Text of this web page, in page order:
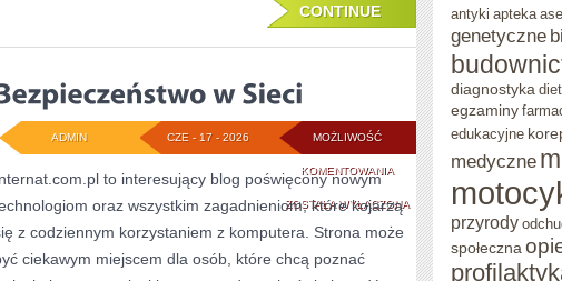
CONTINUE
MOŻLIWOŚĆ
KOMENTOWANIABEZPIECZEŃSTWO
W
SIECI
ZOSTAŁA WYŁĄCZONA
CZE - 17 - 2026
ADMIN
to interesujący blog poświęcony nowym
oraz wszystkim zagadnieniom, które kojarzą
z codziennym korzystaniem z komputera. Strona może
ciekawym miejscem dla osób, które chcą poznać
antyki apteka
genetyczne
diagnostyka
egzaminy
edukacyjne
medyczne
przyrody
społeczna